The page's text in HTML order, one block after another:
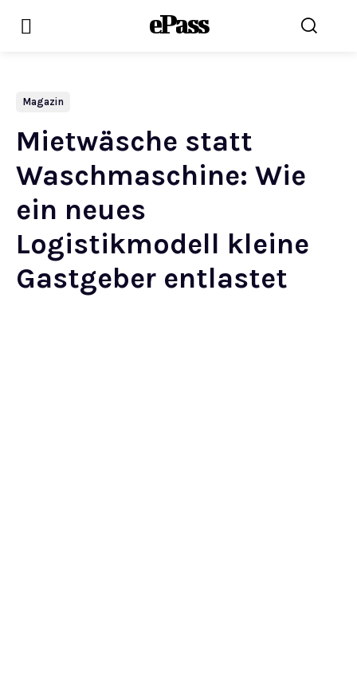
ePass
Magazin
Mietwäsche statt
Waschmaschine: Wie
ein neues
Logistikmodell kleine
Gastgeber entlastet